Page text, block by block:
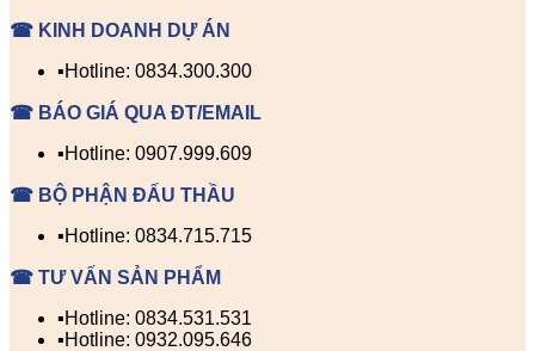
☎ KINH DOANH DỰ ÁN
▪️Hotline: 0834.300.300
☎ BÁO GIÁ QUA ĐT/EMAIL
▪️Hotline: 0907.999.609
☎ BỘ PHẬN ĐẤU THẦU
▪️Hotline: 0834.715.715
☎ TƯ VẤN SẢN PHẨM
▪️Hotline: 0834.531.531
▪️Hotline: 0932.095.646